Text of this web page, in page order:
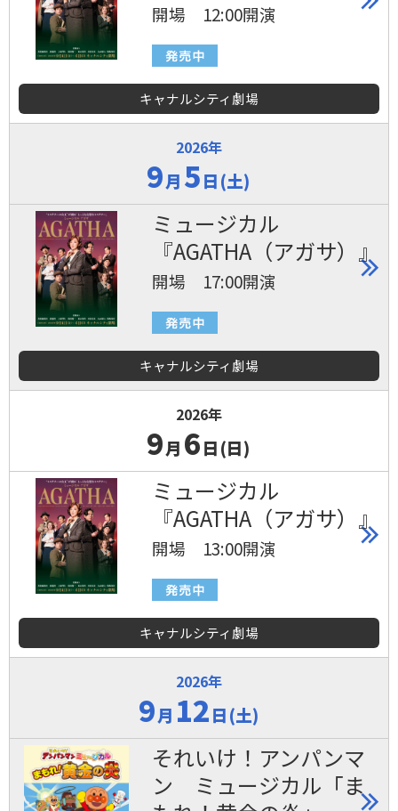
開場 12:00開演
キャナルシティ劇場
2026年
9月 5日(土)
ミュージカル
『AGATHA（アガサ）』
開場 17:00開演
キャナルシティ劇場
2026年
9月 6日(日)
ミュージカル
『AGATHA（アガサ）』
開場 13:00開演
キャナルシティ劇場
2026年
9月 12日(土)
それいけ！アンパンマ
ン ミュージカル「ま